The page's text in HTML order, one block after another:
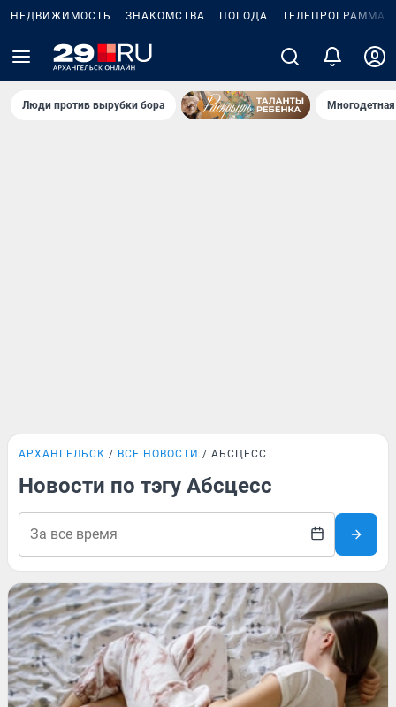
НЕДВИЖИМОСТЬ ЗНАКОМСТВА ПОГОДА ТЕЛЕПРОГРАММА
Люди против вырубки бора
АРХАНГЕЛЬСК ВСЕ НОВОСТИ АБСЦЕСС
Новости по тэгу Абсцесс